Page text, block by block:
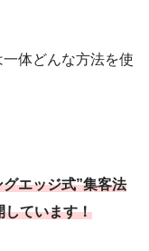
体どんな方法を使
エッジ式”集客法
しています！